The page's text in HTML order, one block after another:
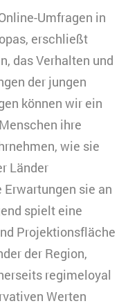
Umfragen in
erschließt
das Verhalten und
der jungen
können wir ein
ihre
wie sie
Länder
sie an
spielt eine
Projektionsfläche
der Region,
regimeloyal
Werten